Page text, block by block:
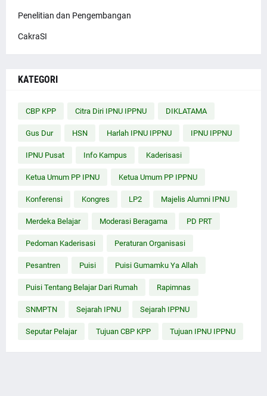
Penelitian dan Pengembangan
CakraSI
KATEGORI
CBP KPP Citra Diri IPNU IPPNU DIKLATAMA
Gus Dur HSN Harlah IPNU IPPNU IPNU IPPNU
IPNU Pusat Info Kampus Kaderisasi
Ketua Umum PP IPNU Ketua Umum PP IPPNU
Konferensi Kongres LP2 Majelis Alumni IPNU
Merdeka Belajar Moderasi Beragama PD PRT
Pedoman Kaderisasi Peraturan Organisasi
Pesantren Puisi Puisi Gumamku Ya Allah
Puisi Tentang Belajar Dari Rumah Rapimnas
SNMPTN Sejarah IPNU Sejarah IPPNU
Seputar Pelajar Tujuan CBP KPP Tujuan IPNU IPPNU